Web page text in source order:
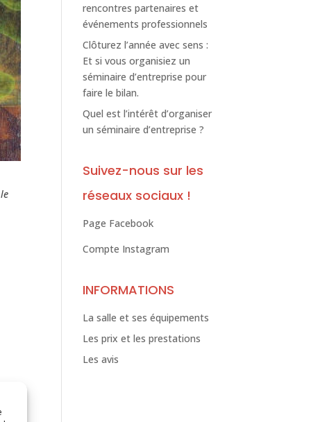
rencontres partenaires et
événements professionnels
Clôturez l’année avec sens :
Et si vous organisiez un
séminaire d’entreprise pour
faire le bilan.
Quel est l’intérêt d’organiser
un séminaire d’entreprise ?
Suivez-nous sur les
réseaux sociaux !
Page Facebook
Compte Instagram
INFORMATIONS
La salle et ses équipements
Les prix et les prestations
Les avis